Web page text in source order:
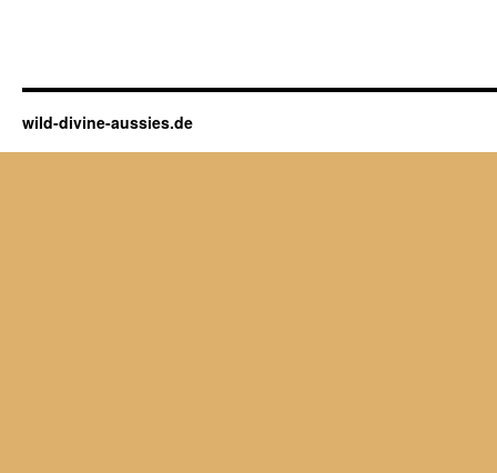
wild-divine-aussies.de